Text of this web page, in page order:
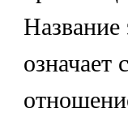
означает